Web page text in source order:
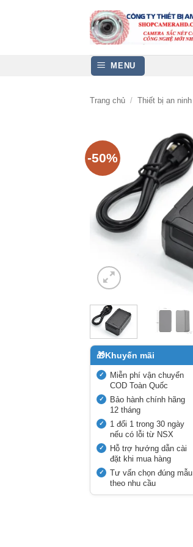
MENU
Trang chủ / Thiết bị an ninh
-50%
🎁Khuyến mãi
Miễn phí vận chuyển
COD Toàn Quốc
Bảo hành chính hãng
12 tháng
1 đổi 1 trong 30 ngày
nếu có lỗi từ NSX
Hỗ trợ hướng dẫn cài
đặt khi mua hàng
Tư vấn chọn đúng mẫu
theo nhu cầu